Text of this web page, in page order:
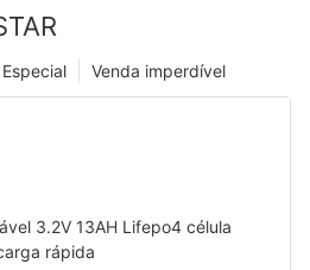
Venda imperdível